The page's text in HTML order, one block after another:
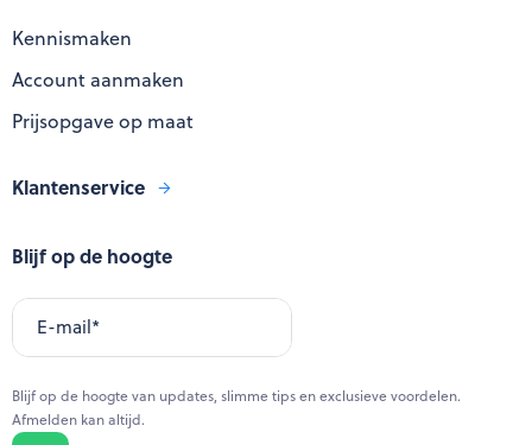
Kennismaken
Account aanmaken
Prijsopgave op maat
Klantenservice
Blijf op de hoogte
E-mail*
Blijf op de hoogte van updates, slimme tips en exclusieve voordelen.
Afmelden kan altijd.